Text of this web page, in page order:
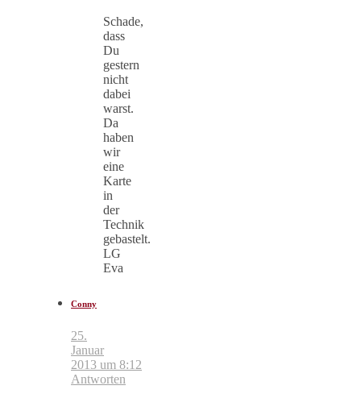
Schade,
dass
Du
gestern
nicht
dabei
warst.
Da
haben
wir
eine
Karte
in
der
Technik
gebastelt.
LG
Eva
Conny
25.
Januar
2013 um 8:12
Antworten